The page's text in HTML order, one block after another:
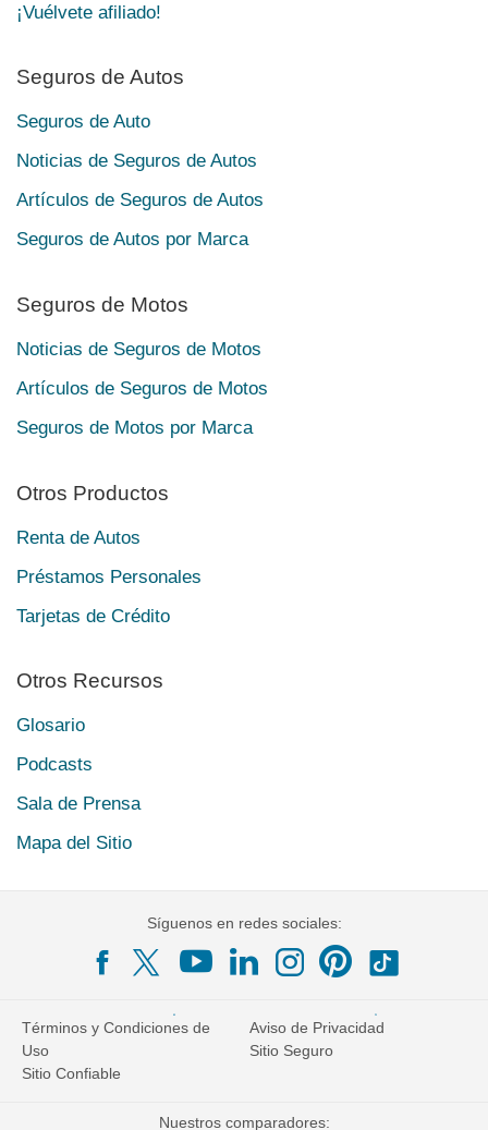
¡Vuélvete afiliado!
Seguros de Autos
Seguros de Auto
Noticias de Seguros de Autos
Artículos de Seguros de Autos
Seguros de Autos por Marca
Seguros de Motos
Noticias de Seguros de Motos
Artículos de Seguros de Motos
Seguros de Motos por Marca
Otros Productos
Renta de Autos
Préstamos Personales
Tarjetas de Crédito
Otros Recursos
Glosario
Podcasts
Sala de Prensa
Mapa del Sitio
Síguenos en redes sociales:
Términos y Condiciones de
Uso
Aviso de Privacidad
Sitio Seguro
Sitio Confiable
Nuestros comparadores: